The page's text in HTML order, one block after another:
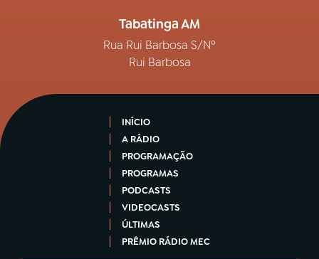
Tabatinga AM
Rua Rui Barbosa S/Nº
Rui Barbosa
INÍCIO
A RÁDIO
PROGRAMAÇÃO
PROGRAMAS
PODCASTS
VIDEOCASTS
ÚLTIMAS
PRÊMIO RÁDIO MEC